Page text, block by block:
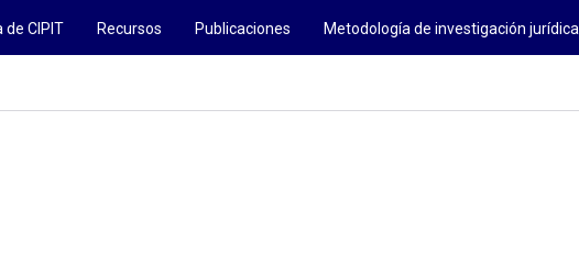
de CIPIT Recursos Publicaciones Metodología de investigación jurídica